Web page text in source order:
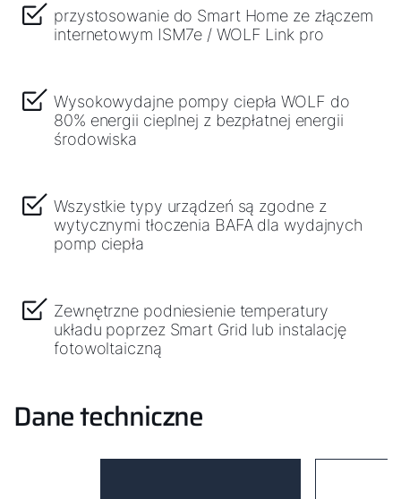
przystosowanie do Smart Home ze złączem
internetowym ISM7e / WOLF Link pro
Wysokowydajne pompy ciepła WOLF do
80% energii cieplnej z bezpłatnej energii
środowiska
Wszystkie typy urządzeń są zgodne z
wytycznymi tłoczenia BAFA dla wydajnych
pomp ciepła
Zewnętrzne podniesienie temperatury
układu poprzez Smart Grid lub instalację
fotowoltaiczną
Dane techniczne